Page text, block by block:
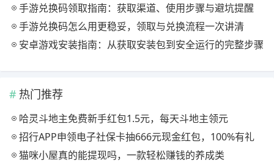
手游兑换码领取指南：获取渠道、使用步骤与避坑提醒
手游兑换码怎么用更稳妥，领取与兑换流程一次讲清
安卓游戏安装指南：从获取安装包到安全运行的完整步骤
热门推荐
哈灵斗地主免费新手红包1.5元，每天斗地主领元
招行APP申领电子社保卡抽666元现金红包，100%有礼
猫咪小屋真的能提现吗，一款轻松赚钱的养成类